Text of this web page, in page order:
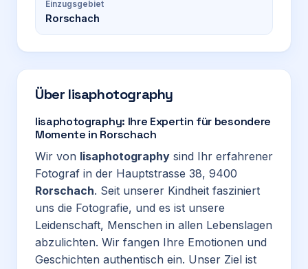
Einzugsgebiet
Rorschach
Über lisaphotography
lisaphotography: Ihre Expertin für besondere
Momente in Rorschach
Wir von lisaphotography sind Ihr erfahrener
Fotograf in der Hauptstrasse 38, 9400
Rorschach. Seit unserer Kindheit fasziniert
uns die Fotografie, und es ist unsere
Leidenschaft, Menschen in allen Lebenslagen
abzulichten. Wir fangen Ihre Emotionen und
Geschichten authentisch ein. Unser Ziel ist